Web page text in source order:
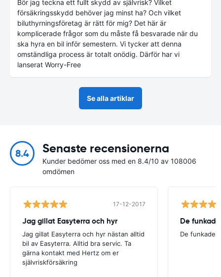
Bör jag teckna ett fullt skydd av självrisk? Vilket
försäkringsskydd behöver jag minst ha? Och vilket
biluthyrningsföretag är rätt för mig? Det här är
komplicerade frågor som du måste få besvarade när du
ska hyra en bil inför semestern. Vi tycker att denna
omständliga process är totalt onödig. Därför har vi
lanserat Worry-Free
Se alla artiklar
8.4 Senaste recensionerna
Kunder bedömer oss med en 8.4/10 av 108006
omdömen
17-12-2017
Jag gillat Easyterra och hyr
Jag gillat Easyterra och hyr nästan alltid
bil av Easyterra. Alltid bra servic. Ta
gärna kontakt med Hertz om er
självriskförsäkring
De funkade.
De funkade.